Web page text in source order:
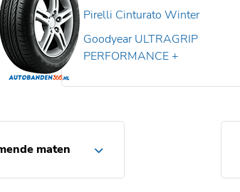
Pirelli Cinturato Winter
Goodyear ULTRAGRIP
PERFORMANCE +
maten